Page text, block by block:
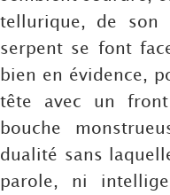
tellurique, de son
serpent se font
bien en évidence,
tête avec un
bouche
dualité sans
parole, ni